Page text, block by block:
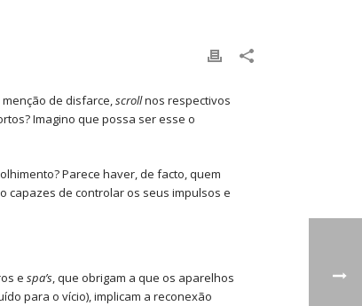
de disfarce,scrollnos respectivos
Imagino que possa ser esse o
Parece haver, de facto, quem
capazes de controlar os seus impulsos e
e spa’s, que obrigam a que os aparelhos
para o vício), implicam a reconexão